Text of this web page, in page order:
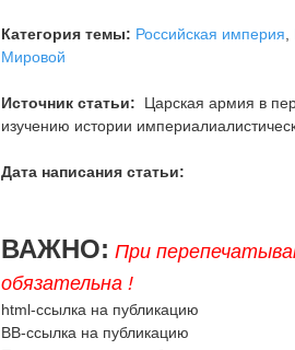
Категория темы: Российская империя
Мировой
Источник статьи:
Царская армия в
изучению истории
Дата написания статьи:
ВАЖНО: При
обязательна !
html-ссылка на публикацию
BB-ссылка на публикацию